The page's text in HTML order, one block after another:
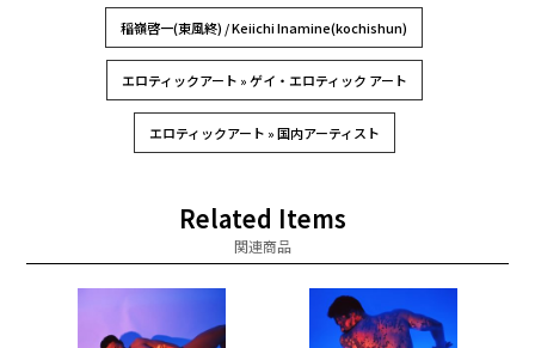
稲嶺啓一(東風終) / Keiichi Inamine(kochishun)
エロティックアート » ゲイ・エロティック アート
エロティックアート » 国内アーティスト
Related Items
関連商品